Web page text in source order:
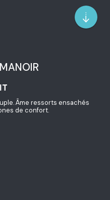
Âme ressorts ensachés
de confort.